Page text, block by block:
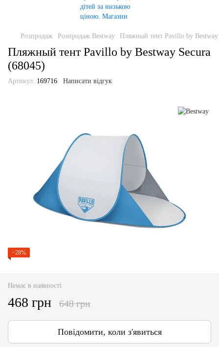
Розпродаж Розпродаж Bestway Пляжный тент Pavillo by Bestway
Пляжный тент Pavillo by Bestway Secura
(68045)
Артикул: 169716 Написати відгук
−28%
Немає в наявності
468 грн 648 грн
Повідомити, коли з'явиться